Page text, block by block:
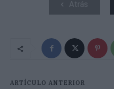
Atrás
ARTÍCULO ANTERIOR